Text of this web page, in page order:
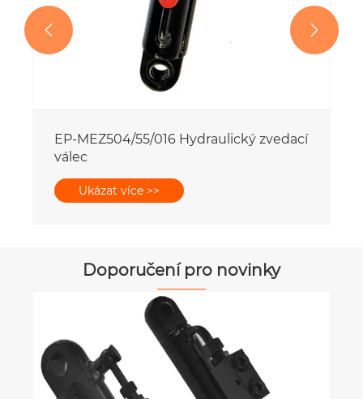
 
Doporučení pro novinky
Jak zabránit problémům s vývodovým
hřídelem, aby nezpomalovaly vaši
zemědělskou práci?
Ukázat více >>